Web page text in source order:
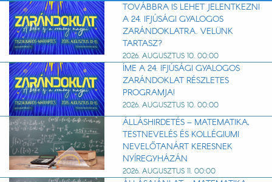
TOVÁBBRA IS LEHET JELENTKEZNI
A 24. IFJÚSÁGI GYALOGOS
ZARÁNDOKLATRA. VELÜNK
TARTASZ?
2026. AUGUSZTUS 10. 00:00
ÍME A 24. IFJÚSÁGI GYALOGOS
ZARÁNDOKLAT RÉSZLETES
PROGRAMJA!
2026. AUGUSZTUS 10. 00:00
ÁLLÁSHIRDETÉS – MATEMATIKA,
TESTNEVELÉS ÉS KOLLÉGIUMI
NEVELŐTANÁRT KERESNEK
NYÍREGYHÁZÁN
2026. AUGUSZTUS 11. 00:00